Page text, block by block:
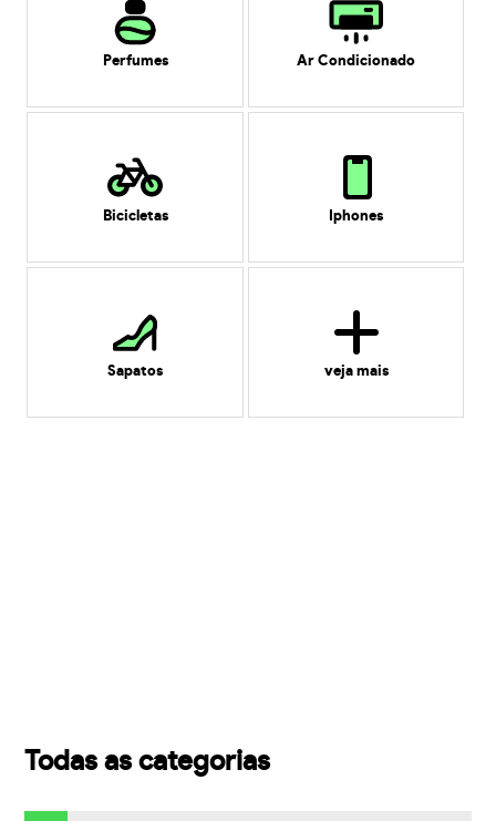
Perfumes Ar Condicionado
Bicicletas Iphones
Sapatos veja mais
Todas as categorias